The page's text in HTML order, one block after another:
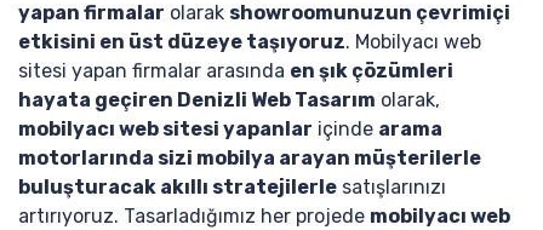
yapan firmalar olarak showroomunuzun çevrimiçi
etkisini en üst düzeye taşıyoruz. Mobilyacı web
sitesi yapan firmalar arasında en şık çözümleri
hayata geçiren Denizli Web Tasarım olarak,
mobilyacı web sitesi yapanlar içinde arama
motorlarında sizi mobilya arayan müşterilerle
buluşturacak akıllı stratejilerle satışlarınızı
artırıyoruz. Tasarladığımız her projede mobilyacı web